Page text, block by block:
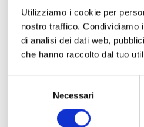
Utilizziamo i cookie per
nostro traffico. Condividiamo
di analisi dei dati web,
che hanno raccolto dal tuo
Necessari
i Dati